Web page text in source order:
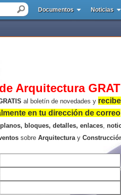
Documentos Noticias
Arquitectura : PaperLandmarks
Resultados de
Arquitectura
al boletín de novedades y recibe
en tu dirección de correo
planos, bloques, detalles, enlaces,
sobre Arquitecturay